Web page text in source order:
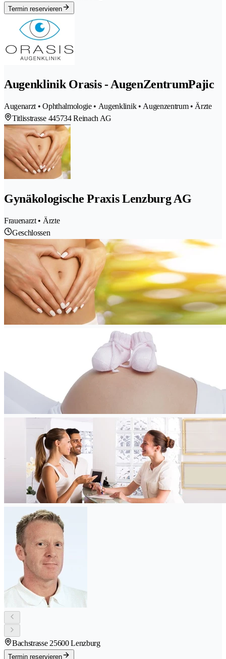
Termin reservieren
Augenklinik Orasis - AugenZentrumPajic
Augenarzt • Ophthalmologie • Augenklinik • Augenzentrum • Ärzte
Titlisstrasse 445734 Reinach AG
Gynäkologische Praxis Lenzburg AG
Frauenarzt • Ärzte
Geschlossen
Bachstrasse 25600 Lenzburg
Termin reservieren